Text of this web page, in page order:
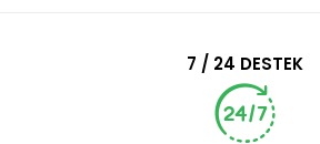
7 / 24 DESTEK